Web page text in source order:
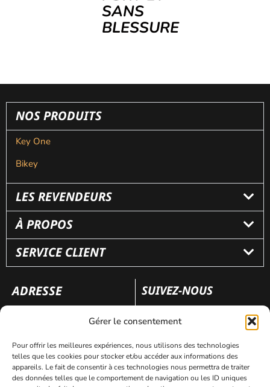
Gérer le consentement
Pour offrir les meilleures expériences, nous utilisons des technologies
telles que les cookies pour stocker et/ou accéder aux informations des
appareils. Le fait de consentir à ces technologies nous permettra de traiter
des données telles que le comportement de navigation ou les ID uniques
SANS
BLESSURE
NOS PRODUITS
Key One
Bikey
LES REVENDEURS
À PROPOS
SERVICE CLIENT
ADRESSE
110 rue Frédéric Fays
SUIVEZ-NOUS
Mentions légales Politique de confidentialité